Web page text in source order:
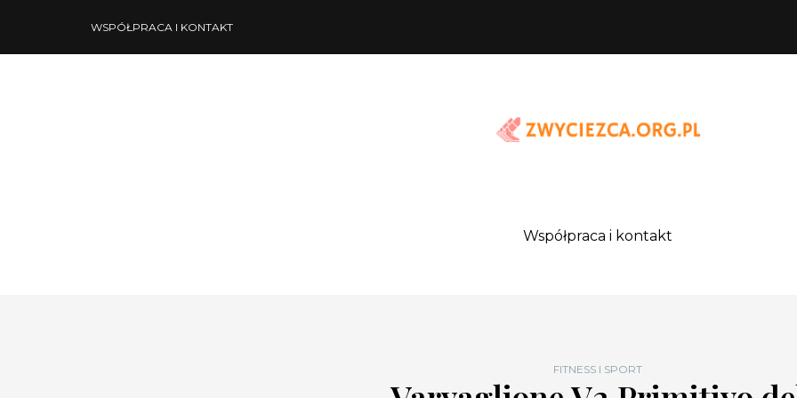
WSPÓŁPRACA I KONTAKT
Współpraca i kontakt
FITNESS I SPORT